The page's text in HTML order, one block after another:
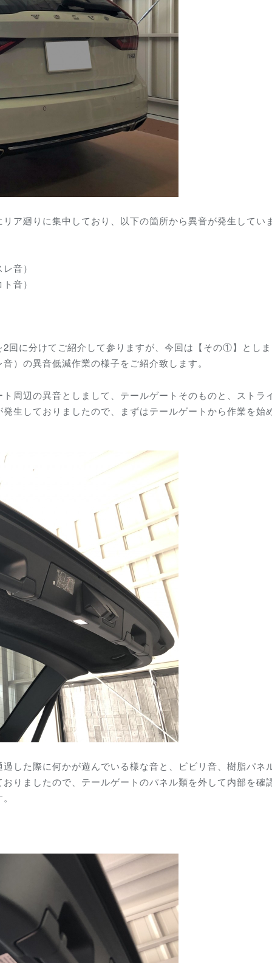
ア廻りに集中しており、以下の箇所から異音が発生してい
音）
音）
回に分けてご紹介して参りますが、今回は【その①】とし
）の異音低減作業の様子をご紹介致します。
周辺の異音としまして、テールゲートそのものと、ストラ
生しておりましたので、まずはテールゲートから作業を始
した際に何かが遊んでいる様な音と、ビビリ音、樹脂パネ
りましたので、テールゲートのパネル類を外して内部を確